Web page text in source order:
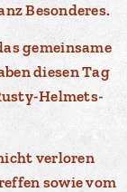
Besonderes.
gemeinsame
diesen Tag
Helmets-
verloren
sowie vom